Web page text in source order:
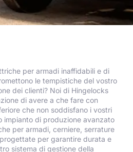
per armadi inaffidabili e di
le tempistiche del vostro
dei clienti? Noi di Hingelocks
di avere a che fare con
che non soddisfano i vostri
impianto di produzione avanzato
per armadi, cerniere, serrature
per garantire durata e
sistema di gestione della